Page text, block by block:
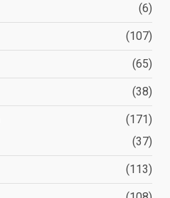
(6)
(107)
(65)
(38)
(171)
(37)
(113)